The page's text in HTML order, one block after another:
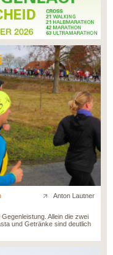
Anton Lautner
Allein die zwei
und Getränke sind deutlich